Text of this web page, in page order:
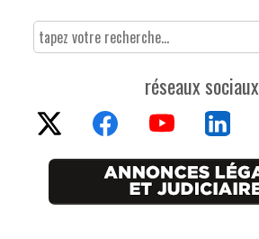
réseaux sociaux